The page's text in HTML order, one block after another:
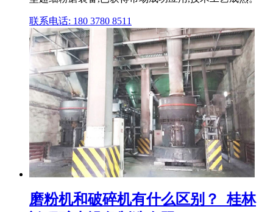
联系电话: 180 3780 8511
磨粉机和破碎机有什么区别？_桂林